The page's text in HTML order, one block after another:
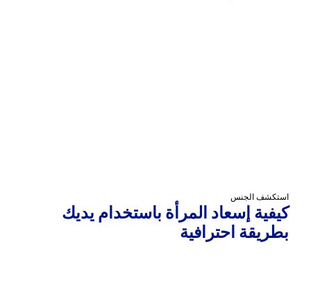
استكشف الجنس
كيفية إسعاد المرأة باستخدام يديك
بطريقة احترافية